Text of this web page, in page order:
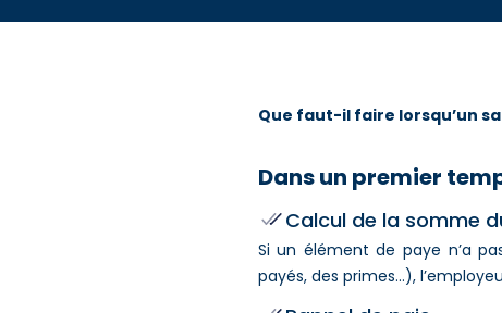
Que faut-il faire lorsqu’un
Dans un premier
Calcul de la somme
Si un élément de paye n’a
payés, des primes…),